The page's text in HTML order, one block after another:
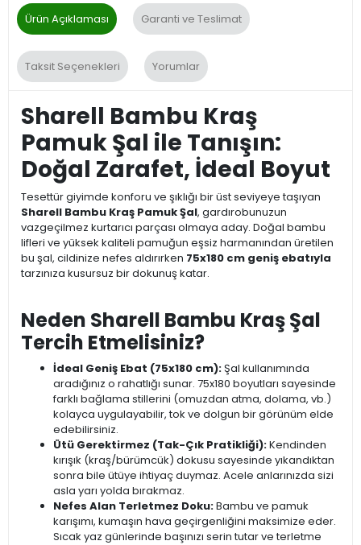
Ürün Açıklaması Garanti ve Teslimat
Taksit Seçenekleri Yorumlar
Sharell Bambu Kraş
Pamuk Şal ile Tanışın:
Doğal Zarafet, İdeal Boyut
Tesettür giyimde konforu ve şıklığı bir üst seviyeye taşıyan
Sharell Bambu Kraş Pamuk Şal, gardırobunuzun
vazgeçilmez kurtarıcı parçası olmaya aday. Doğal bambu
lifleri ve yüksek kaliteli pamuğun eşsiz harmanından üretilen
bu şal, cildinize nefes aldırırken 75x180 cm geniş ebatıyla
tarzınıza kusursuz bir dokunuş katar.
Neden Sharell Bambu Kraş Şal
Tercih Etmelisiniz?
İdeal Geniş Ebat (75x180 cm):Şal kullanımında
aradığınız o rahatlığı sunar. 75x180 boyutları sayesinde
farklı bağlama stillerini (omuzdan atma, dolama, vb.)
kolayca uygulayabilir, tok ve dolgun bir görünüm elde
edebilirsiniz.
Ütü Gerektirmez (Tak-Çık Pratikliği):Kendinden
kırışık (kraş/bürümcük) dokusu sayesinde yıkandıktan
sonra bile ütüye ihtiyaç duymaz. Acele anlarınızda sizi
asla yarı yolda bırakmaz.
Nefes Alan Terletmez Doku:Bambu ve pamuk
karışımı, kumaşın hava geçirgenliğini maksimize eder.
Sıcak yaz günlerinde başınızı serin tutar ve terletme